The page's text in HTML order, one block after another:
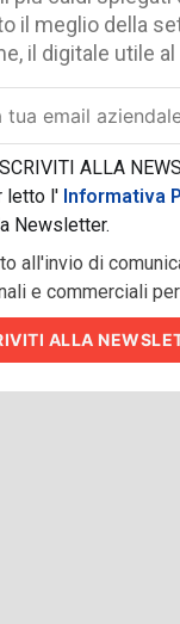
il meglio della
il digitale utile al
ALLA
letto l' Informativa
Newsletter.
all'invio di
e commerciali
ALLA